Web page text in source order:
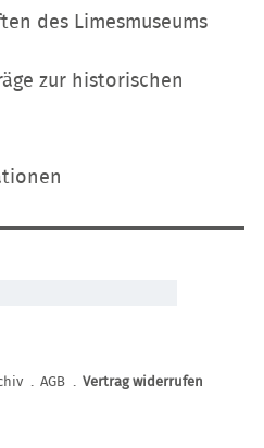
des Limesmuseums
zur historischen
AGB Vertrag widerrufen